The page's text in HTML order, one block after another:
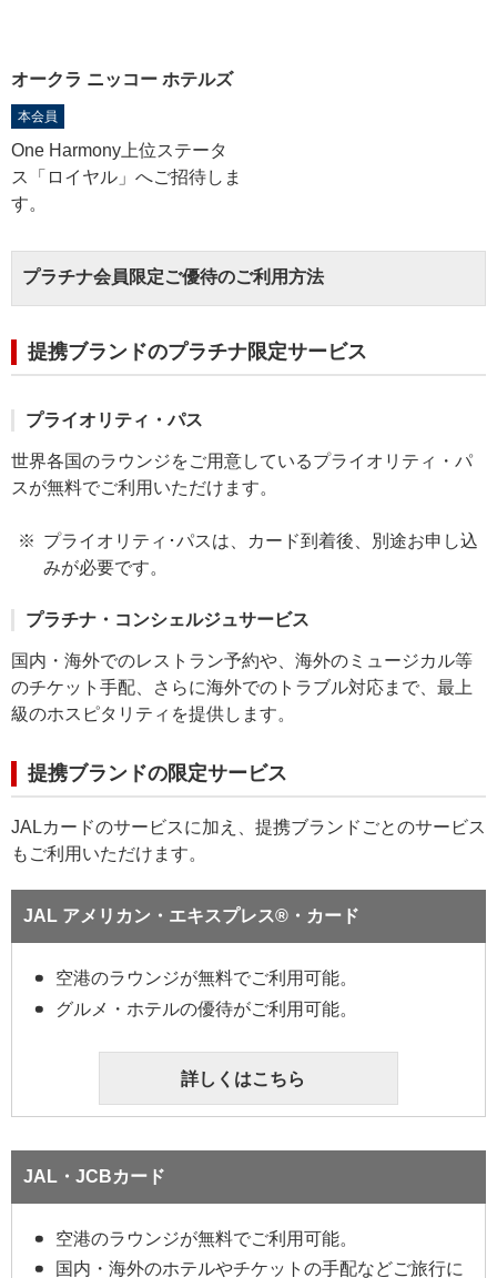
オークラ ニッコー ホテルズ
本会員
One Harmony上位ステータ
ス「ロイヤル」へご招待しま
す。
プラチナ会員限定ご優待のご利用方法
提携ブランドのプラチナ限定サービス
プライオリティ・パス
世界各国のラウンジをご用意しているプライオリティ・パ
スが無料でご利用いただけます。
プライオリティ･パスは、カード到着後、別途お申し込
みが必要です。
プラチナ・コンシェルジュサービス
国内・海外でのレストラン予約や、海外のミュージカル等
のチケット手配、さらに海外でのトラブル対応まで、最上
級のホスピタリティを提供します。
提携ブランドの限定サービス
JALカードのサービスに加え、提携ブランドごとのサービス
もご利用いただけます。
JAL アメリカン・エキスプレス®・カード
空港のラウンジが無料でご利用可能。
グルメ・ホテルの優待がご利用可能。
詳しくはこちら
JAL・JCBカード
空港のラウンジが無料でご利用可能。
国内・海外のホテルやチケットの手配などご旅行に